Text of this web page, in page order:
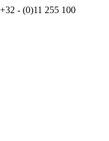
+32 - (0)11 255 100